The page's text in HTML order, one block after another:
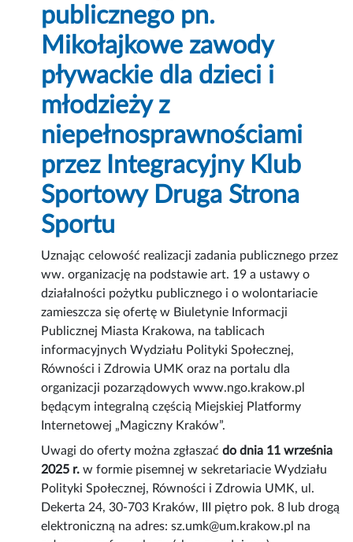
publicznego pn.
Mikołajkowe zawody
pływackie dla dzieci i
młodzieży z
niepełnosprawnościami
przez Integracyjny Klub
Sportowy Druga Strona
Sportu
Uznając celowość realizacji zadania publicznego przez
ww. organizację na podstawie art. 19 a ustawy o
działalności pożytku publicznego i o wolontariacie
zamieszcza się ofertę w Biuletynie Informacji
Publicznej Miasta Krakowa, na tablicach
informacyjnych Wydziału Polityki Społecznej,
Równości i Zdrowia UMK oraz na portalu dla
organizacji pozarządowych www.ngo.krakow.pl
będącym integralną częścią Miejskiej Platformy
Internetowej „Magiczny Kraków”.
Uwagi do oferty można zgłaszaćdo dnia 11 września
2025 r.w formie pisemnej w sekretariacie Wydziału
Polityki Społecznej, Równości i Zdrowia UMK, ul.
Dekerta 24, 30-703 Kraków, III piętro pok. 8 lub drogą
elektroniczną na adres: sz.umk@um.krakow.pl na